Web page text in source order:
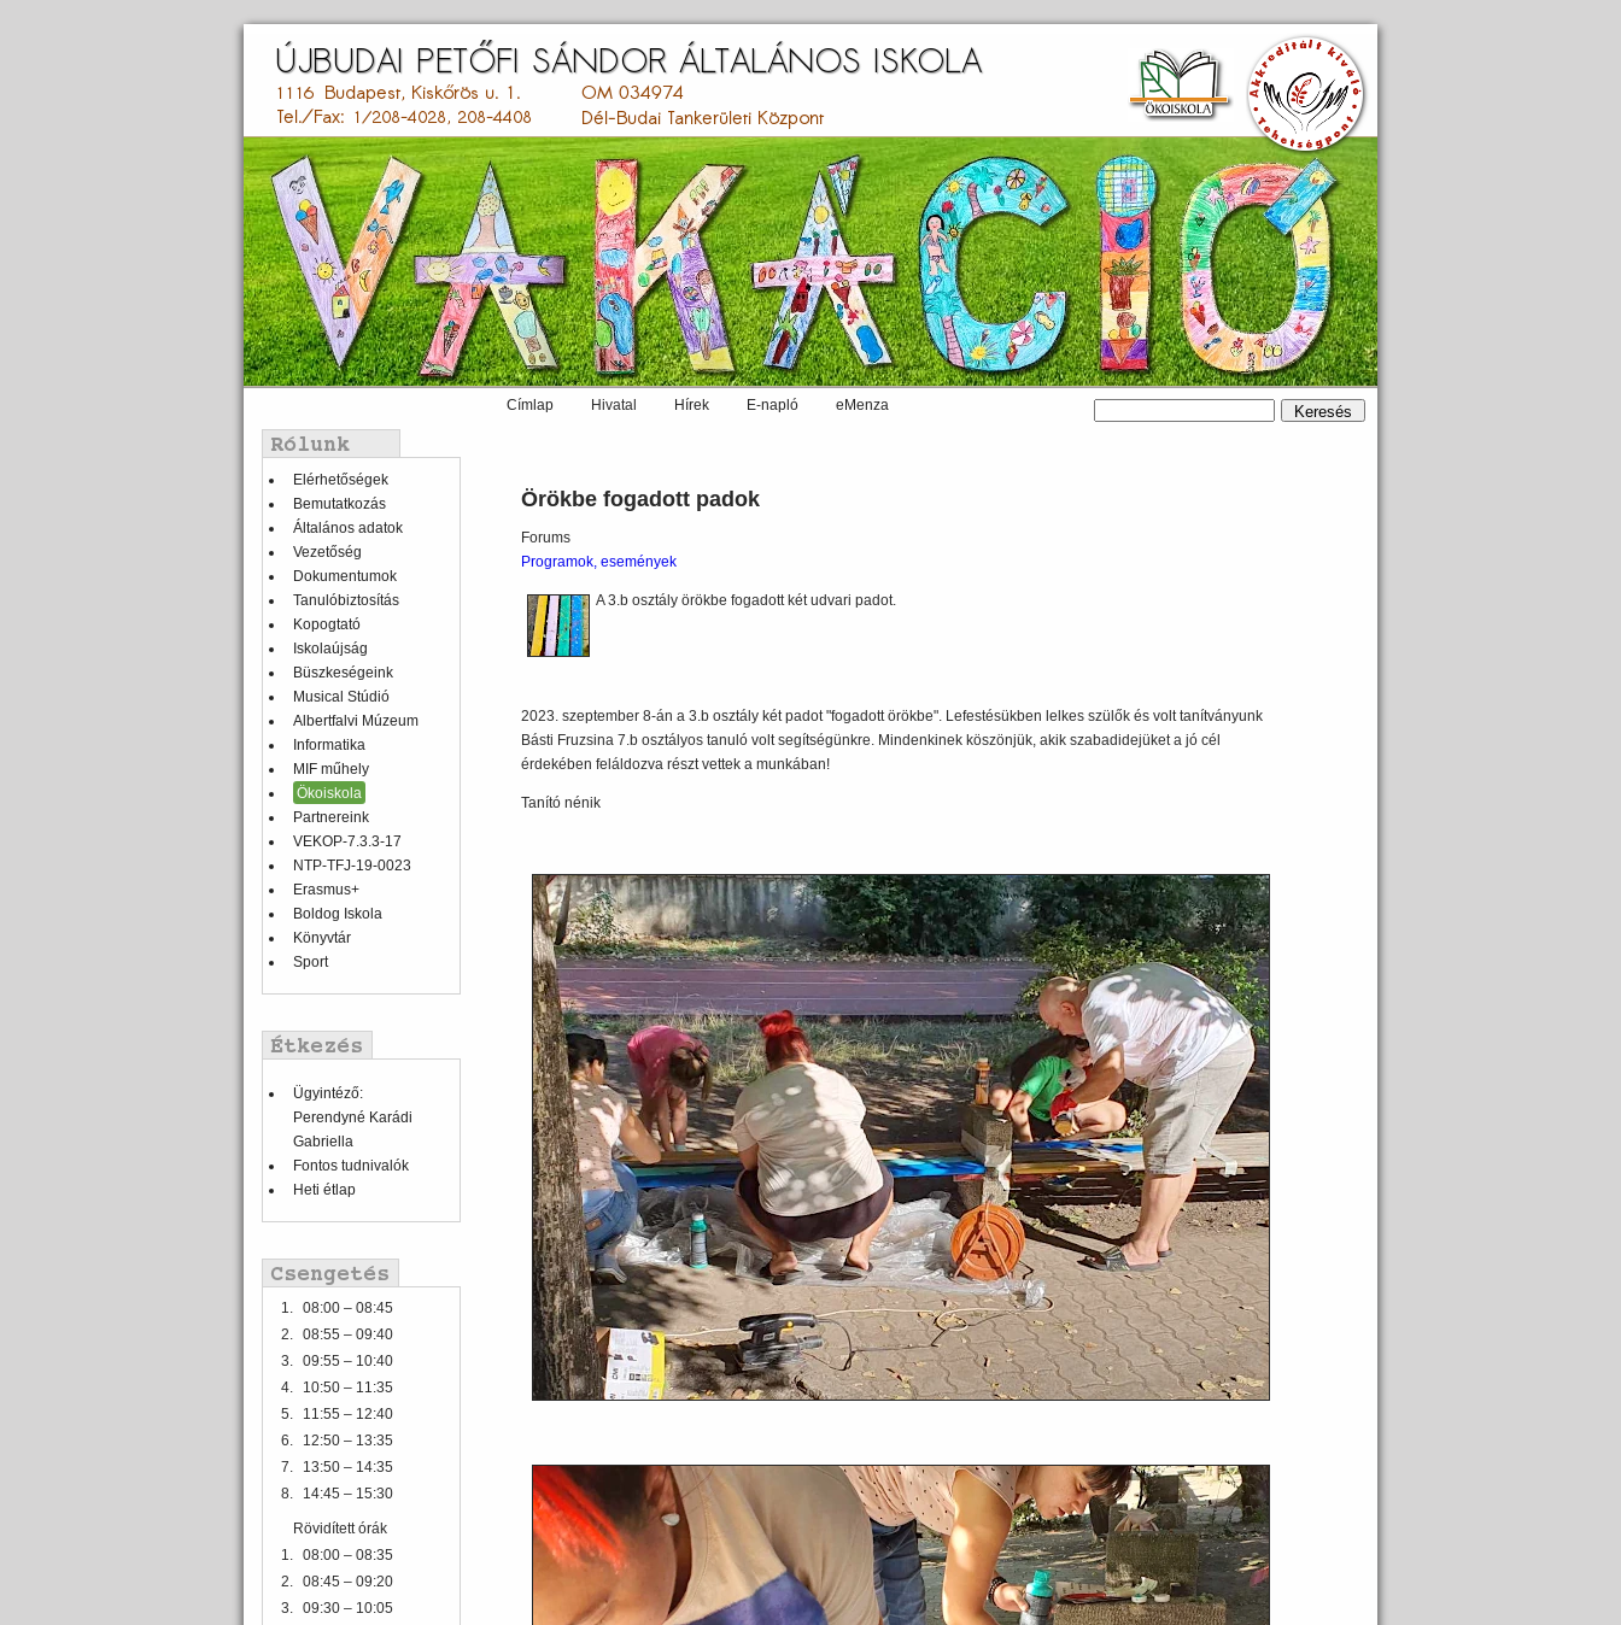
menu
Címlap Hivatal Hírek E-napló eMenza
Balmenü
Elérhetőségek
Bemutatkozás
Általános adatok
Vezetőség
Dokumentumok
Tanulóbiztosítás
Kopogtató
Iskolaújság
Büszkeségeink
Musical Stúdió
Albertfalvi Múzeum
Informatika
MIF műhely
Ökoiskola
Partnereink
VEKOP-7.3.3-17
NTP-TFJ-19-0023
Erasmus+
Boldog Iskola
Könyvtár
Sport
Ügyintéző:
Perendyné Karádi
Gabriella
Fontos tudnivalók
Heti étlap
1. 08:00 – 08:45
2. 08:55 – 09:40
3. 09:55 – 10:40
4.
10:50 – 11:35
5.
11:55 – 12:40
6.
12:50 – 13:35
7.
13:50 – 14:35
8.
14:45 – 15:30
Rövidített órák
1. 08:00 – 08:35
2. 08:45 – 09:20
3. 09:30 – 10:05
Örökbe fogadott padok
Forums
Programok, események
A 3.b osztály örökbe fogadott két udvari padot.
2023. szeptember 8-án a 3.b osztály két padot "fogadott örökbe". Lefestésükben lelkes szülők és volt tanítványunk
Básti Fruzsina 7.b osztályos tanuló volt segítségünkre. Mindenkinek köszönjük, akik szabadidejüket a jó cél
érdekében feláldozva részt vettek a munkában!
Tanító nénik